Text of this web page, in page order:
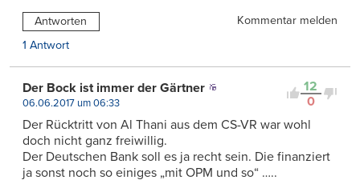
Antworten
Kommentar melden
1 Antwort
12
0
Der Bock ist immer der Gärtner
06.06.2017 um 06:33
Der Rücktritt von Al Thani aus dem CS-VR war wohl
doch nicht ganz freiwillig.
Der Deutschen Bank soll es ja recht sein. Die finanziert
ja sonst noch so einiges „mit OPM und so“ …..